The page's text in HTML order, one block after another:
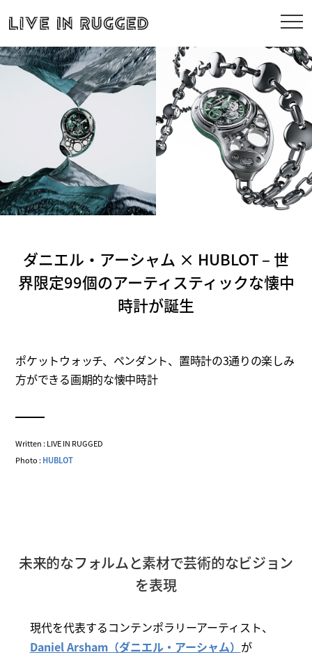
ダニエル・アーシャム × HUBLOT – 世
界限定99個のアーティスティックな懐中
時計が誕生
ポケットウォッチ、ペンダント、置時計の3通りの楽しみ
方ができる画期的な懐中時計
Written : LIVE IN RUGGED
Photo :HUBLOT
未来的なフォルムと素材で芸術的なビジョン
を表現
現代を代表するコンテンポラリーアーティスト、
Daniel Arsham（ダニエル・アーシャム） が